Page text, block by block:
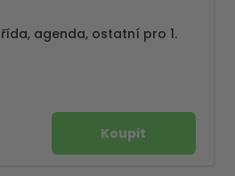
třída, agenda, ostatní pro 1.